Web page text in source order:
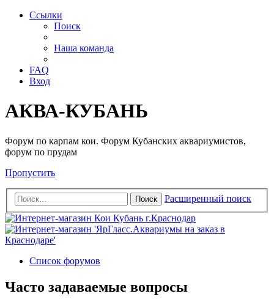
Ссылки
Поиск
Наша команда
FAQ
Вход
АКВА-КУБАНЬ
Форум по карпам кои. Форум Кубанских аквариумистов,
форум по прудам
Пропустить
Поиск Расширенный поиск
Список форумов
Часто задаваемые вопросы